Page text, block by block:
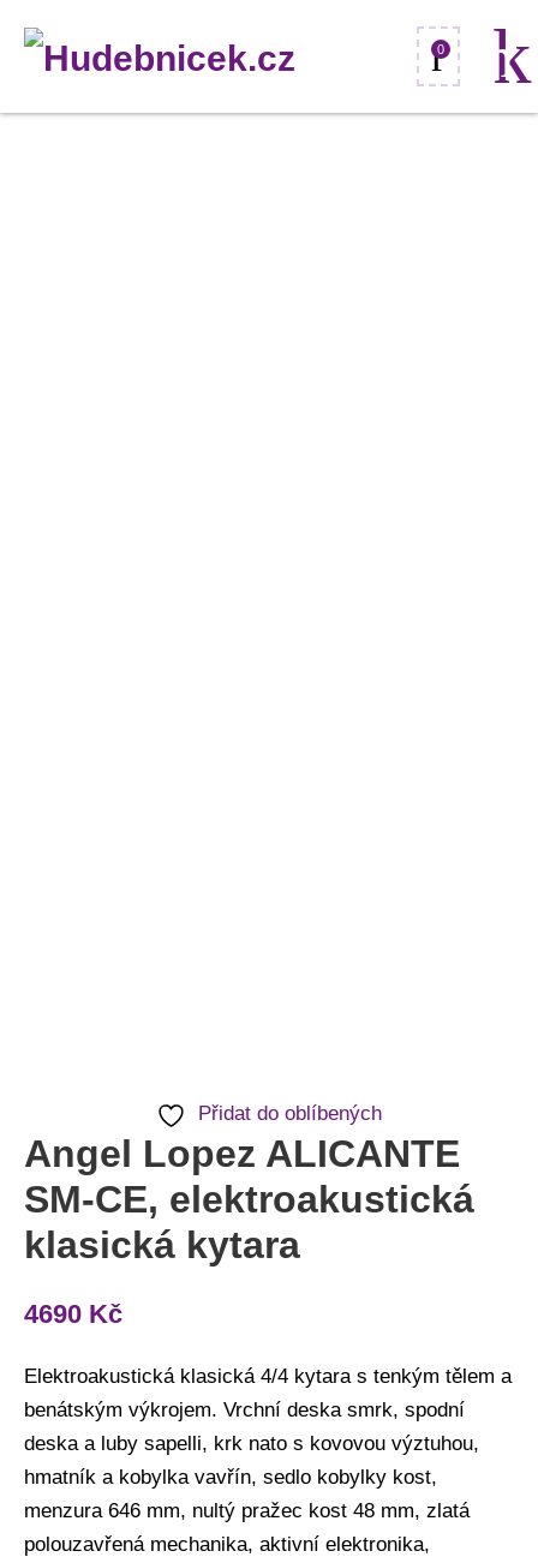
0
Přidat do oblíbených
Angel Lopez ALICANTE
SM-CE, elektroakustická
klasická kytara
4690 Kč
Elektroakustická klasická 4/4 kytara s tenkým tělem a
benátským výkrojem. Vrchní deska smrk, spodní
deska a luby sapelli, krk nato s kovovou výztuhou,
hmatník a kobylka vavřín, sedlo kobylky kost,
menzura 646 mm, nultý pražec kost 48 mm, zlatá
polouzavřená mechanika, aktivní elektronika,